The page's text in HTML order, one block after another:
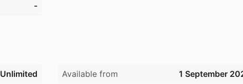
-
Unlimited Available from
1 September